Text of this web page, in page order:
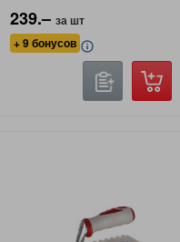
239.– за шт
+ 9 бонусов